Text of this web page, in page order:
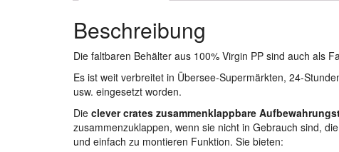
Beschreibung
Die faltbaren Behälter aus 100% Virgin PP sind auch als
Es ist weit verbreitet in Übersee-Supermärkten, 24-
usw. eingesetzt worden.
Die clever crates zusammenklappbare
zusammenzuklappen, wenn sie nicht in Gebrauch sind,
und einfach zu montieren Funktion. Sie bieten: